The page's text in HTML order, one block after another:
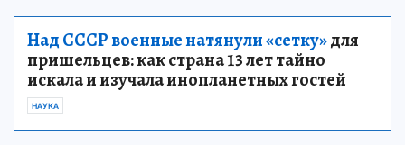
Над СССР военные натянули «сетку»для
пришельцев: как страна 13 лет тайно
искала и изучала инопланетных гостей
НАУКА